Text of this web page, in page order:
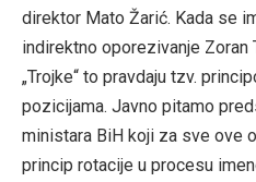
direktor Mato Žarić. Kada se
indirektno oporezivanje
„Trojke“ to pravdaju tzv.
pozicijama. Javno pitamo
ministara BiH koji za sve ove
princip rotacije u procesu